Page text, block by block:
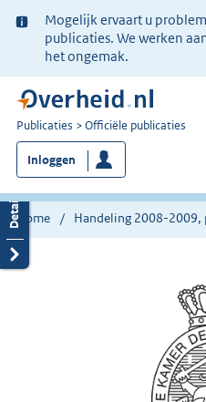
Ter
informatie:
Mogelijk ervaart u
publicaties. We werken
het ongemak.
U
bent
nu
hier:
Publicaties Officiële publicaties
Inloggen
Home Handeling 2008-2009,